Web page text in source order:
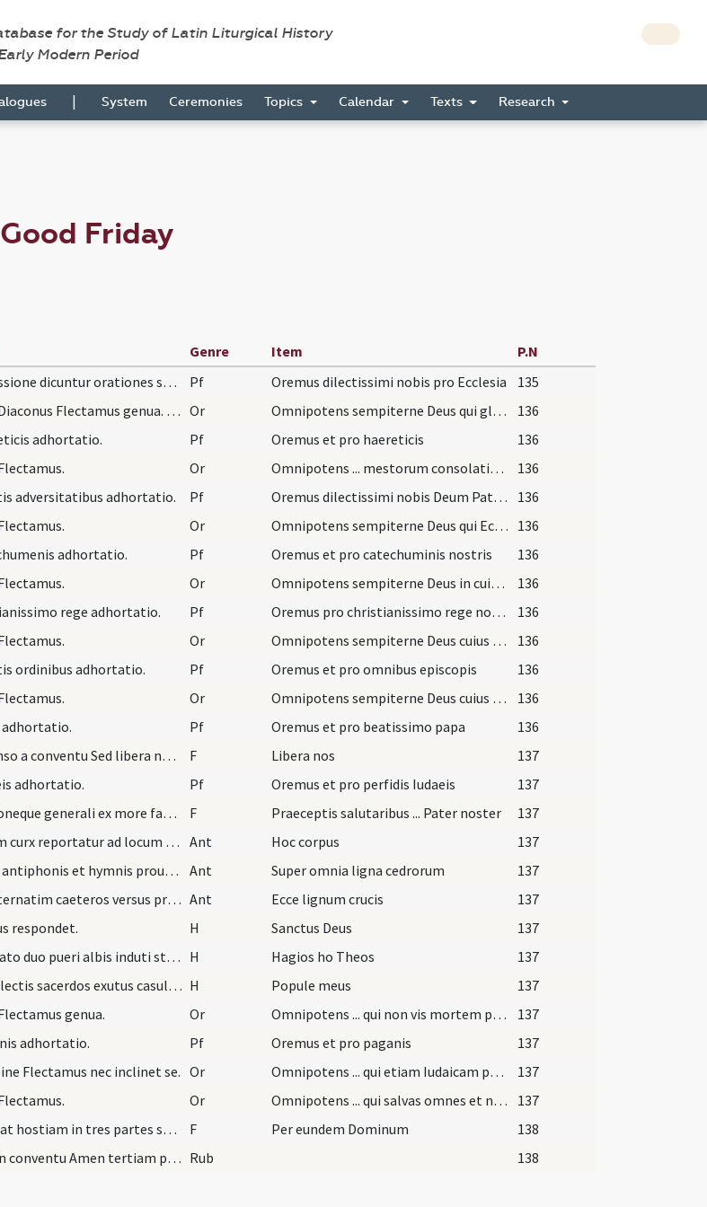
for the Study of Latin Liturgical History
Modern Period
| System Ceremonies Topics Calendar Texts Research
Friday
Genre Item
P.N
Finita passione dicuntur orationes sequentes imme… Pf Oremus dilectissimi nobis pro Ecclesia
135
Oremus. Diaconus Flectamus genua. Levate. Or Omnipotens sempiterne Deus qui gloriam tuam omnibus
136
adhortatio. Pf Oremus et pro haereticis
136
Or Omnipotens ... mestorum consolatio ... misericordiam tuam gaudeant affuisse.
136
adversitatibus adhortatio. Pf Oremus dilectissimi nobis Deum Patrem omnipotentem ut cunctis mundum purget erroribus
136
Or Omnipotens sempiterne Deus qui Ecclesiam tuam nova semper ... filiis aggregentur. 136
adhortatio. Pf Oremus et pro catechuminis nostris
136
Or Omnipotens sempiterne Deus in cuius manu ... Romanum benignus imperium ... dextera comprimantur.
136
rege adhortatio. Pf Oremus pro christianissimo rege nostro
136
Or Omnipotens sempiterne Deus cuius spiritu totum corpus Ecclesiae
136
ordinibus adhortatio. Pf Oremus et pro omnibus episcopis
136
Or Omnipotens sempiterne Deus cuius aeterno iudicio universa fundantur
136
adhortatio. Pf Oremus et pro beatissimo papa
136
Et responso a conventu Sed libera nos a malo sace… F Libera nos
137
adhortatio. Pf Oremus et pro perfidis Iudaeis
137
Confessioneque generali ex more facta corporalibu… F Praeceptis salutaribus ... Pater noster
137
Et interim curx reportatur ad locum ubi a populo… Ant Hoc corpus
137
Cum aliis antiphonis et hymnis prout habetur in g… Ant Super omnia ligna cedrorum
137
Sicque alternatim caeteros versus prosequuntur du… Ant Ecce lignum crucis
137
respondet. H Sanctus Deus
137
Quo cantato duo pueri albis induti stantes ante g… H Hagios ho Theos
137
Dictis collectis sacerdos exutus casula revertitu… H Popule meus
137
genua. Or Omnipotens ... qui non vis mortem peccatorum sed vitam semper inquiris
137
adhortatio. Pf Oremus et pro paganis
137
Flectamus nec inclinet se. Or Omnipotens ... qui etiam Iudaicam perfidiam
137
Or Omnipotens ... qui salvas omnes et neminem vis perire ... reddant unitatem.
137
Hic frangat hostiam in tres partes super calicem… F Per eundem Dominum
138
Et dicto in conventu Amen tertiam partem hostiae… Rub 138